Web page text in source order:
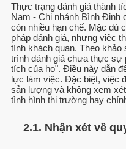
Thực trạng đánh giá thành
Nam - Chi nhánh Bình Định
còn nhiều hạn chế. Mặc dù
pháp đánh giá, nhưng việc
tính khách quan. Theo khảo
trình đánh giá chưa thực sự
tích của họ". Điều này dẫn
lực làm việc. Đặc biệt, việc
sản lượng và không xem
tình hình thị trường hay
2.1. Nhận xét về